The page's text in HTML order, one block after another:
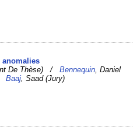
De Thèse) /Bennequin , Daniel
/Baaj , Saad (Jury)